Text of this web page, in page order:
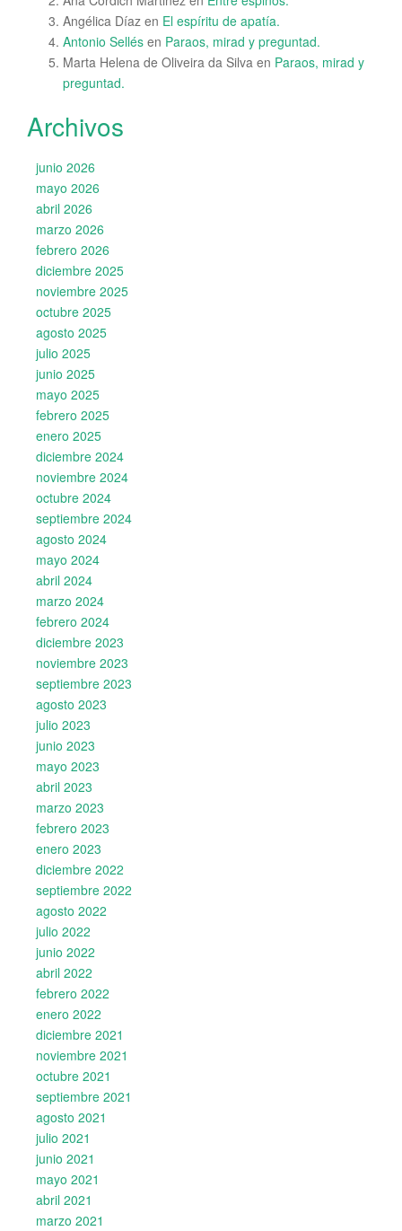
Angélica Díaz en El espíritu de apatía.
Antonio Sellés en Paraos, mirad y preguntad.
Marta Helena de Oliveira da Silva en Paraos, mirad y
preguntad.
Archivos
junio 2026
mayo 2026
abril 2026
marzo 2026
febrero 2026
diciembre 2025
noviembre 2025
octubre 2025
agosto 2025
julio 2025
junio 2025
mayo 2025
febrero 2025
enero 2025
diciembre 2024
noviembre 2024
octubre 2024
septiembre 2024
agosto 2024
mayo 2024
abril 2024
marzo 2024
febrero 2024
diciembre 2023
noviembre 2023
septiembre 2023
agosto 2023
julio 2023
junio 2023
mayo 2023
abril 2023
marzo 2023
febrero 2023
enero 2023
diciembre 2022
septiembre 2022
agosto 2022
julio 2022
junio 2022
abril 2022
febrero 2022
enero 2022
diciembre 2021
noviembre 2021
octubre 2021
septiembre 2021
agosto 2021
julio 2021
junio 2021
mayo 2021
abril 2021
marzo 2021